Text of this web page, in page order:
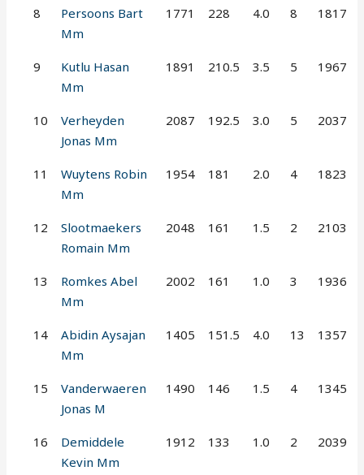
8
Persoons Bart
Mm
1771 228 4.0 8 1817
9
Kutlu Hasan
Mm
1891 210.5 3.5 5 1967
10
Verheyden
Jonas Mm
2087 192.5 3.0 5 2037
11
Wuytens Robin
Mm
1954 181 2.0 4 1823
12
Slootmaekers
Romain Mm
2048 161 1.5 2 2103
13
Romkes Abel
Mm
2002 161 1.0 3 1936
14
Abidin Aysajan
Mm
1405 151.5 4.0 13 1357
15
Vanderwaeren
Jonas M
1490 146 1.5 4 1345
16
Demiddele
Kevin Mm
1912 133 1.0 2 2039